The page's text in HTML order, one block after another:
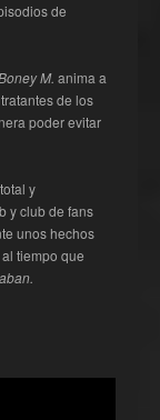
de
M. anima a
de los
poder evitar
y
y club de fans
unos hechos
al tiempo que